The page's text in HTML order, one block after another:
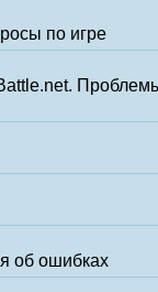
по игре
об ошибках